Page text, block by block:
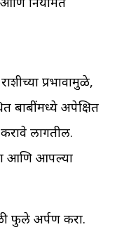
प्रभावामुळे,
बाबींमध्ये अपेक्षित
लागतील.
आणि आपल्या
फुले अर्पण करा.